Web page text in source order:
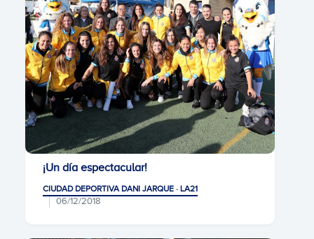
¡Un día espectacular!
CIUDAD DEPORTIVA DANI JARQUE · LA21
06/12/2018